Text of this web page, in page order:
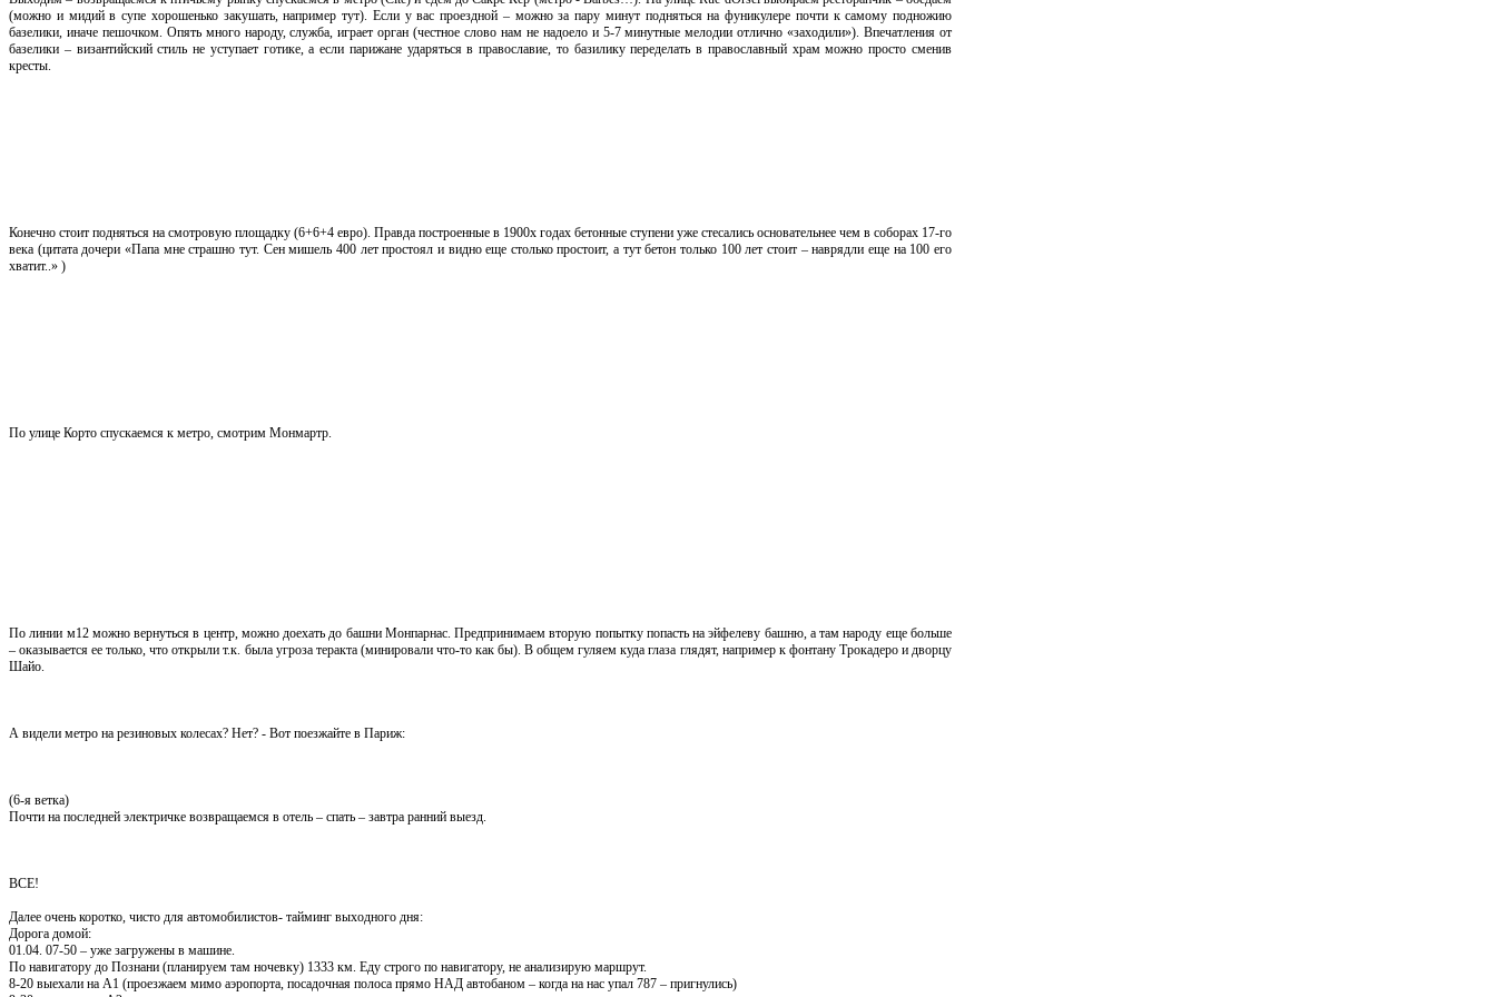
(можно и мидий в супе хорошенько закушать, например тут). Если у вас проездной – можно за пару минут подняться на фуникулере почти к самому подножию
базелики, иначе пешочком. Опять много народу, служба, играет орган (честное слово нам не надоело и 5-7 минутные мелодии отлично «заходили»). Впечатления от
базелики – византийский стиль не уступает готике, а если парижане ударяться в православие, то базилику переделать в православный храм можно просто сменив
кресты.
Конечно стоит подняться на смотровую площадку (6+6+4 евро). Правда построенные в 1900х годах бетонные ступени уже стесались основательнее чем в соборах 17-го
века (цитата дочери «Папа мне страшно тут. Сен мишель 400 лет простоял и видно еще столько простоит, а тут бетон только 100 лет стоит – наврядли еще на 100 его
хватит..» )
По улице Корто спускаемся к метро, смотрим Монмартр.
По линии м12 можно вернуться в центр, можно доехать до башни Монпарнас. Предпринимаем вторую попытку попасть на эйфелеву башню, а там народу еще больше
– оказывается ее только, что открыли т.к. была угроза теракта (минировали что-то как бы). В общем гуляем куда глаза глядят, например к фонтану Трокадеро и дворцу
Шайо.
А видели метро на резиновых колесах? Нет? - Вот поезжайте в Париж:
(6-я ветка)
Почти на последней электричке возвращаемся в отель – спать – завтра ранний выезд.
ВСЕ!
Далее очень коротко, чисто для автомобилистов- тайминг выходного дня:
Дорога домой:
01.04. 07-50 – уже загружены в машине.
По навигатору до Познани (планируем там ночевку) 1333 км. Еду строго по навигатору, не анализирую маршрут.
8-20 выехали на А1 (проезжаем мимо аэропорта, посадочная полоса прямо НАД автобаном – когда на нас упал 787 – пригнулись)